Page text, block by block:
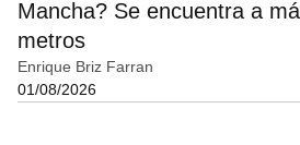
Mancha? Se encuentra a
metros
Enrique Briz Farran
01/08/2026